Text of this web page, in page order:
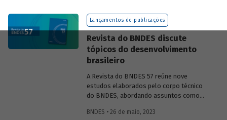
Lançamentos de publicações
Revista do BNDES discute
tópicos do desenvolvimento
brasileiro
A Revista do BNDES 57 reúne nove
estudos elaborados pelo corpo técnico
do BNDES, abordando assuntos como
saúde no território da Amazônia Legal,
BNDES • 26 de maio, 2023